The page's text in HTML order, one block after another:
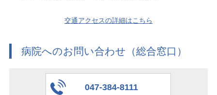
交通アクセスの詳細はこちら
病院へのお問い合わせ（総合窓口）
047-384-8111